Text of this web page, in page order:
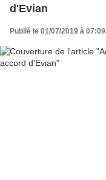
d'Evian
Publié le 01/07/2019 à 07:09